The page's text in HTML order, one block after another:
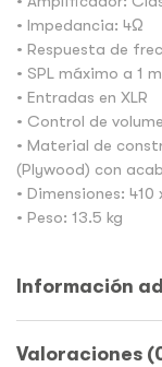
• Impedancia: 4Ω
• Respuesta de
• SPL máximo a 1
• Entradas en XLR
• Control de
• Material de
(Plywood) con
• Dimensiones:
• Peso: 13.5 kg
Información
Valoraciones